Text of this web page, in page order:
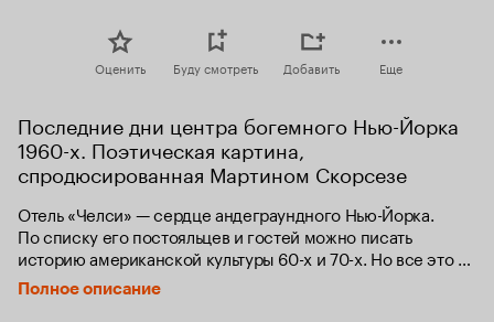
Оценить Буду смотреть Добавить Еще
Последние дни центра богемного Нью-Йорка
1960-х. Поэтическая картина,
спродюсированная Мартином Скорсезе
Отель «Челси» — сердце андеграундного Нью-Йорка.
По списку его постояльцев и гостей можно писать
историю американской культуры 60-х и 70-х. Но все это в
прошлом — девелоперы собираются превратить
потрепанную легенду в очередной бутик-отель
Полное описание